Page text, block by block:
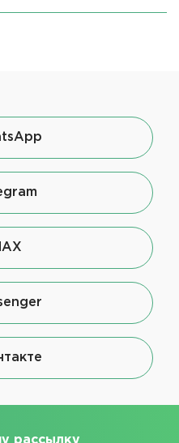
рассылку